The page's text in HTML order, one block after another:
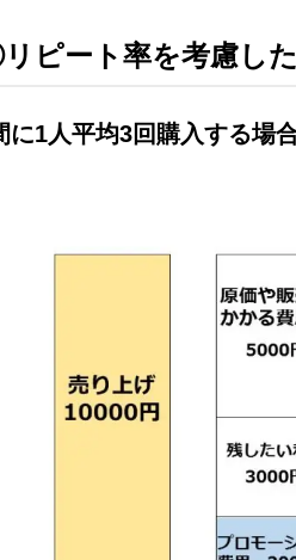
ピート率を考慮し
に1人平均3回購入する場